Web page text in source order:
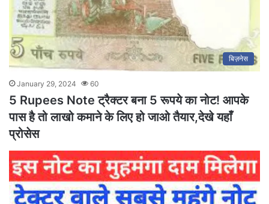
बिज़नेस
January 29, 2024 60
5 Rupees Note ट्रैक्टर बना 5 रूपये का नोट! आपके
पास है तो लाखो कमाने के लिए हो जाओ तैयार,देखे यहाँ
प्रोसेस